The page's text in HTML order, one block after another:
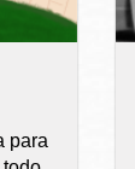
para